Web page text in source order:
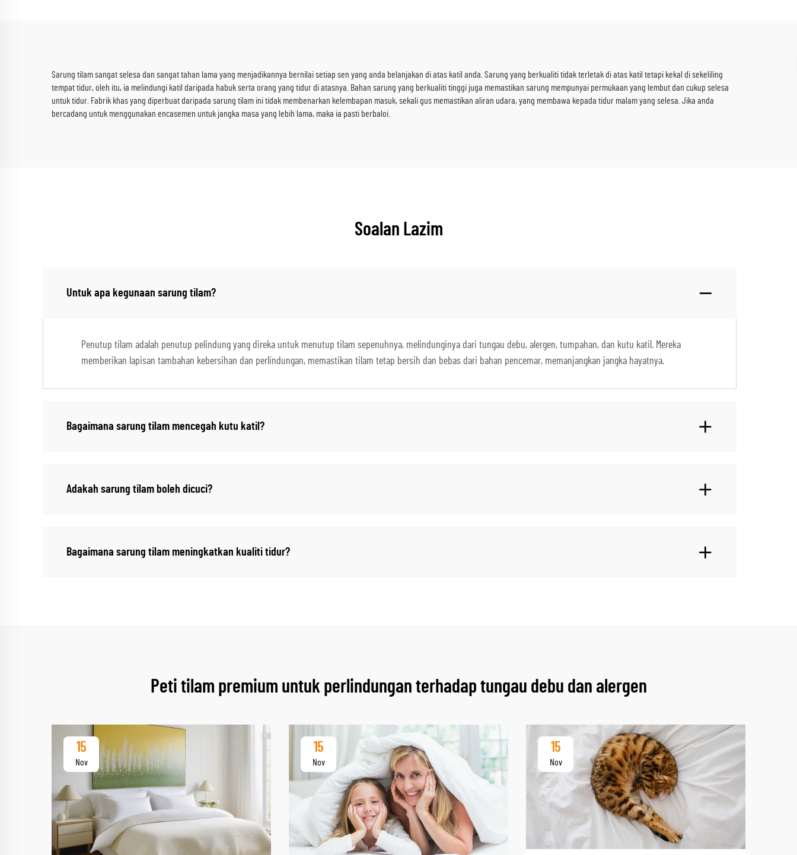
Sarung tilam sangat selesa dan sangat tahan lama yang menjadikannya bernilai setiap sen yang anda belanjakan di atas katil anda. Sarung yang berkualiti tidak terletak di atas katil tetapi kekal di sekeliling
tempat tidur, oleh itu, ia melindungi katil daripada habuk serta orang yang tidur di atasnya. Bahan sarung yang berkualiti tinggi juga memastikan sarung mempunyai permukaan yang lembut dan cukup selesa
untuk tidur. Fabrik khas yang diperbuat daripada sarung tilam ini tidak membenarkan kelembapan masuk, sekali gus memastikan aliran udara, yang membawa kepada tidur malam yang selesa. Jika anda
bercadang untuk menggunakan encasemen untuk jangka masa yang lebih lama, maka ia pasti berbaloi.
Soalan Lazim
Untuk apa kegunaan sarung tilam?
Penutup tilam adalah penutup pelindung yang direka untuk menutup tilam sepenuhnya, melindunginya dari tungau debu, alergen, tumpahan, dan kutu katil. Mereka
memberikan lapisan tambahan kebersihan dan perlindungan, memastikan tilam tetap bersih dan bebas dari bahan pencemar, memanjangkan jangka hayatnya.
Bagaimana sarung tilam mencegah kutu katil?
Adakah sarung tilam boleh dicuci?
Bagaimana sarung tilam meningkatkan kualiti tidur?
Peti tilam premium untuk perlindungan terhadap tungau debu dan alergen
15
Nov
15
Nov
15
Nov